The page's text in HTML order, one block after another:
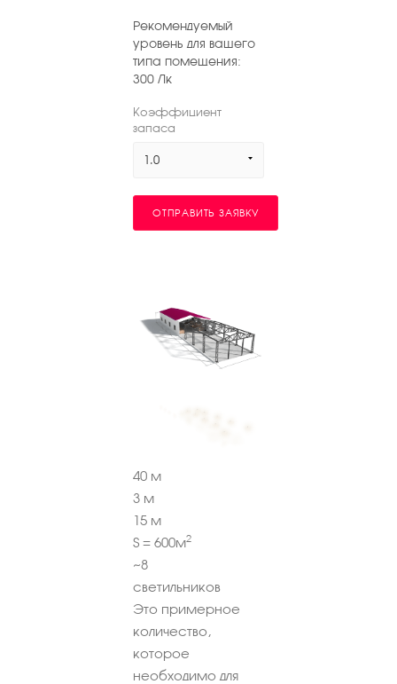
Рекомендуемый
уровень для вашего
типа помещения:
300 Лк
Коэффициент
запаса
1.0
ОТПРАВИТЬ ЗАЯВКУ
40 м
3 м
15 м
S = 600м2
~8
светильников
Это примерное
количество,
которое
необходимо для